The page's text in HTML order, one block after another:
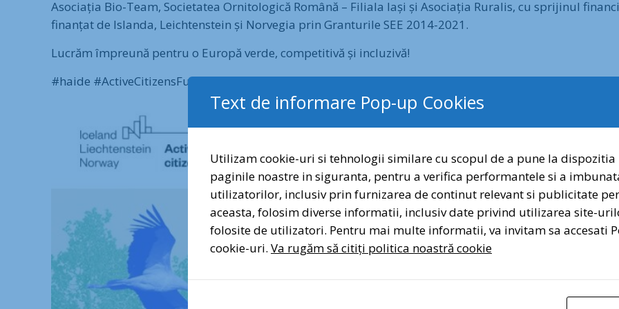
Asociația Bio-Team, Societatea Ornitologică Română – Filiala Iași și Asociația Ruralis, cu sprijinul
finanțat de Islanda, Leichtenstein și Norvegia prin Granturile SEE 2014-2021.
Lucrăm împreună pentru o Europă verde, competitivă și incluzivă!
#haide #ActiveCitizensFund #Romania #activecitizens #EEAandNorwayGrants #NaturaLaUsaTa
Dragi prieteni
Semnați și
Text de informare Pop-up Cookies
Utilizam cookie-uri si tehnologii similare cu scopul de a pune la
paginile noastre in siguranta, pentru a verifica performantele si a
utilizatorilor, inclusiv prin furnizarea de continut relevant si publicitate
aceasta, folosim diverse informatii, inclusiv date privind utilizarea site-
folosite de utilizatori. Pentru mai multe informatii, va invitam sa accesati
cookie-uri. Va rugăm să citiți politica noastră cookie